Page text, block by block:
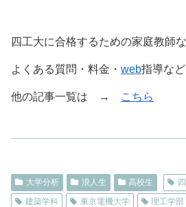
四工大に合格するための家庭教
よくある質問・料金・ web指導
他の記事一覧は → こちら
大学分析 浪人生 高校生
建築学科
東京電機大学 理工学部